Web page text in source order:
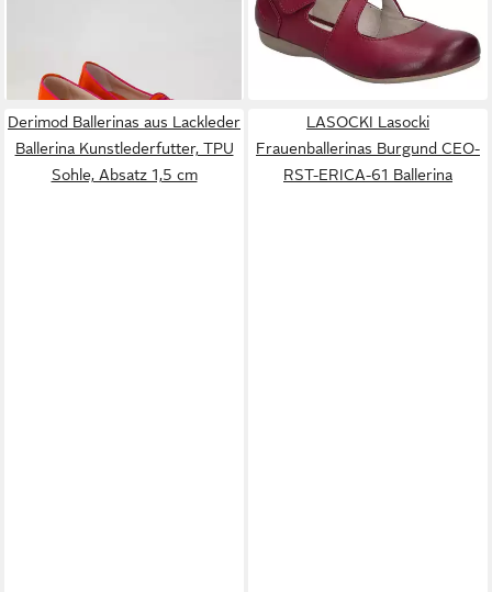
Riemchenballerina,
Spangenschuh, Halbschuh,
Festtagsschuh mit
ab 80,96 €
+1
Derimod Ballerinas aus Lackleder
Ballerina Kunstlederfutter, TPU
Sohle, Absatz 1,5 cm
LASOCKI Lasocki
Frauenballerinas Burgund CEO-
RST-ERICA-61 Ballerina